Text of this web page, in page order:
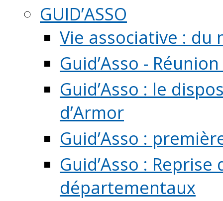
GUID’ASSO
Vie associative : du
Guid’Asso -
Guid’Asso : le
d’Armor
Guid’Asso :
Guid’Asso :
départementaux